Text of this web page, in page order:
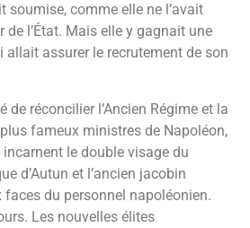
soumise, comme elle ne l’avait
de l’État. Mais elle y gagnait une
allait assurer le recrutement de son
de réconcilier l’Ancien Régime et la
fameux ministres de Napoléon,
incarnent le double visage du
d’Autun et l’ancien jacobin
faces du personnel napoléonien.
Les nouvelles élites